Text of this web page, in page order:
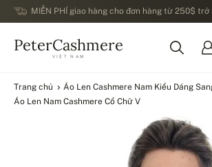
MIỄN PHÍ giao hàng cho đơn hàng từ 250$
PeterCashmere
VIỆT NAM
Trang chủ
Áo Len Cashmere Nam Kiểu Dáng
Áo Len Nam Cashmere Cổ Chữ V